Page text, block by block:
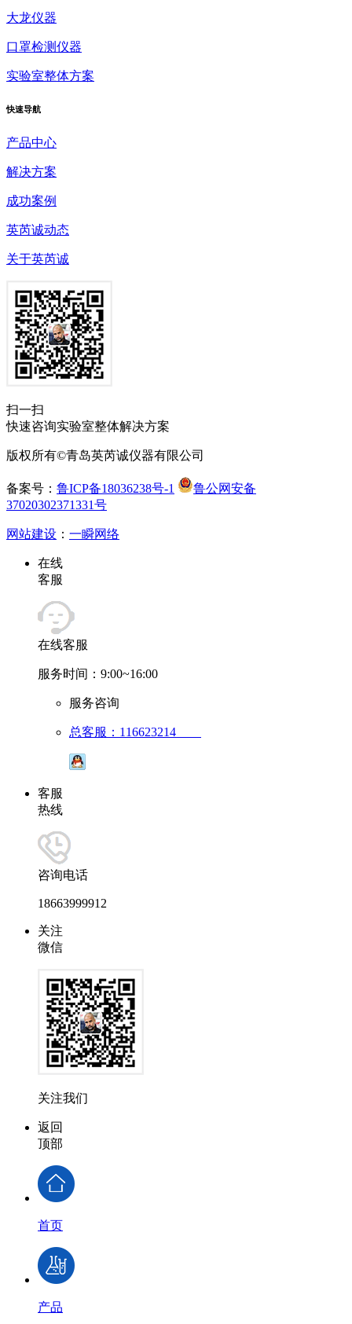
大龙仪器
口罩检测仪器
实验室整体方案
快速导航
产品中心
解决方案
成功案例
英芮诚动态
关于英芮诚
扫一扫
快速咨询实验室整体解决方案
版权所有©青岛英芮诚仪器有限公司
备案号： 鲁ICP备18036238号-1
鲁公网安备
37020302371331号
网站建设 ： 一瞬网络
在线
客服
在线客服
服务时间：9:00~16:00
服务咨询
总客服：116623214
客服
热线
咨询电话
18663999912
关注
微信
关注我们
返回
顶部
首页
产品